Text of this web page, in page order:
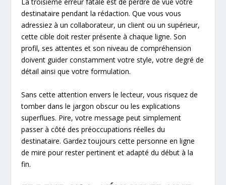
La troisième erreur fatale est de perdre de vue votre
destinataire pendant la rédaction. Que vous vous
adressiez à un collaborateur, un client ou un supérieur,
cette cible doit rester présente à chaque ligne. Son
profil, ses attentes et son niveau de compréhension
doivent guider constamment votre style, votre degré de
détail ainsi que votre formulation.
Sans cette attention envers le lecteur, vous risquez de
tomber dans le jargon obscur ou les explications
superflues. Pire, votre message peut simplement
passer à côté des préoccupations réelles du
destinataire. Gardez toujours cette personne en ligne
de mire pour rester pertinent et adapté du début à la
fin.